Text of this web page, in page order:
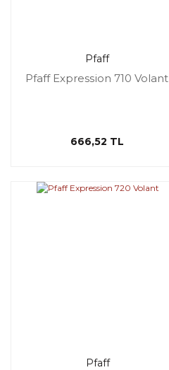
Pfaff
Pfaff Expression 710 Volant
666,52 TL
Pfaff